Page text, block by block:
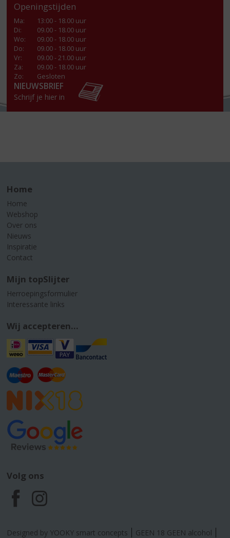
Openingstijden
Ma:
13:00 - 18.00 uur
Di:
09.00 - 18.00 uur
Wo:
09.00 - 18.00 uur
Do:
09.00 - 18.00 uur
Vr:
09.00 - 21.00 uur
Za:
09.00 - 18.00 uur
Zo:
Gesloten
NIEUWSBRIEF
Schrijf je hier in
Home
Home
Webshop
Over ons
Nieuws
Inspiratie
Contact
Mijn topSlijter
Herroepingsformulier
Interessante links
Wij accepteren...
Volg ons
F
a
I
n
Designed by YOOKY smart concepts GEEN 18 GEEN alcohol